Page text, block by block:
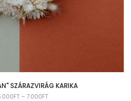
SZÁRAZVIRÁG KARIKA
FT – 7.000FT